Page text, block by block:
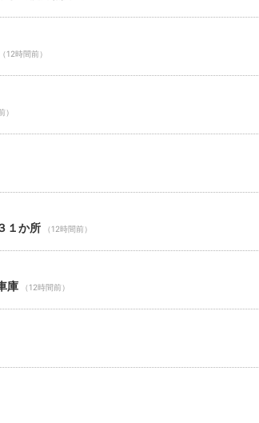
（12時間前）
）
１か所 （12時間前）
庫 （12時間前）